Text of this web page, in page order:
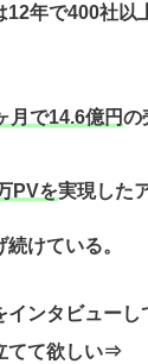
12年で400社以
月で14.6億円の
PVを実現した
けている。
ンタビューし
てて欲しい⇒